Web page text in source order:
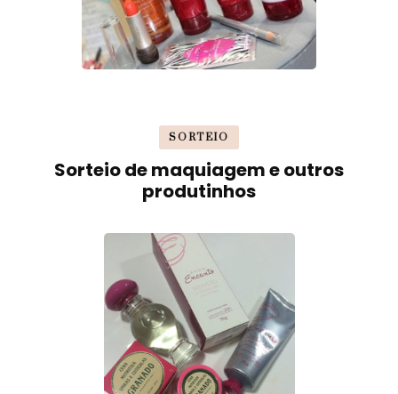
SORTEIO
Sorteio de maquiagem e outros
produtinhos